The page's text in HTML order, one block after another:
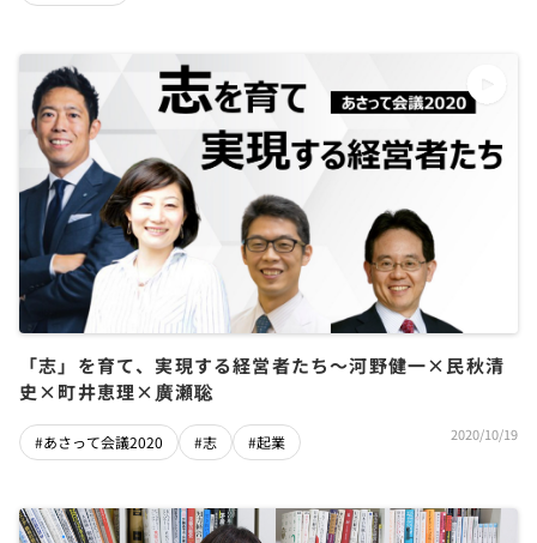
「志」を育て、実現する経営者たち～河野健一×民秋清
史×町井恵理×廣瀬聡
#あさって会議2020 #志 #起業 2020/10/19